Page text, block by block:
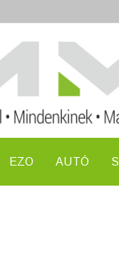
EZO AUTÓ